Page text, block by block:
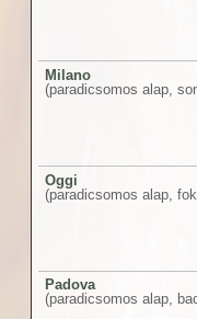
Milano
(paradicsomos alap,
Oggi
(paradicsomos alap,
Padova
(paradicsomos alap,